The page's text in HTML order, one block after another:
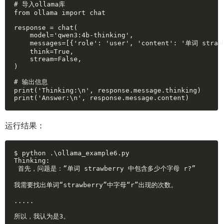
# 导入ollama库
from ollama import chat
response = chat(
model='qwen3:4b-thinking',
messages=[{'role': 'user', 'content': '单词
think=True,
stream=False,
)
# 输出信息
print('Thinking:\n', response.message.thinking)
print('Answer:\n', response.message.content)
运行结果：
$ python .\ollama_example6.py
Thinking:
首先，问题是：“单词 strawberry 中包含多少个字母 r?”
我需要找出单词“strawberry”中字母“r”出现的次数。
.....
所以，我认为是3。